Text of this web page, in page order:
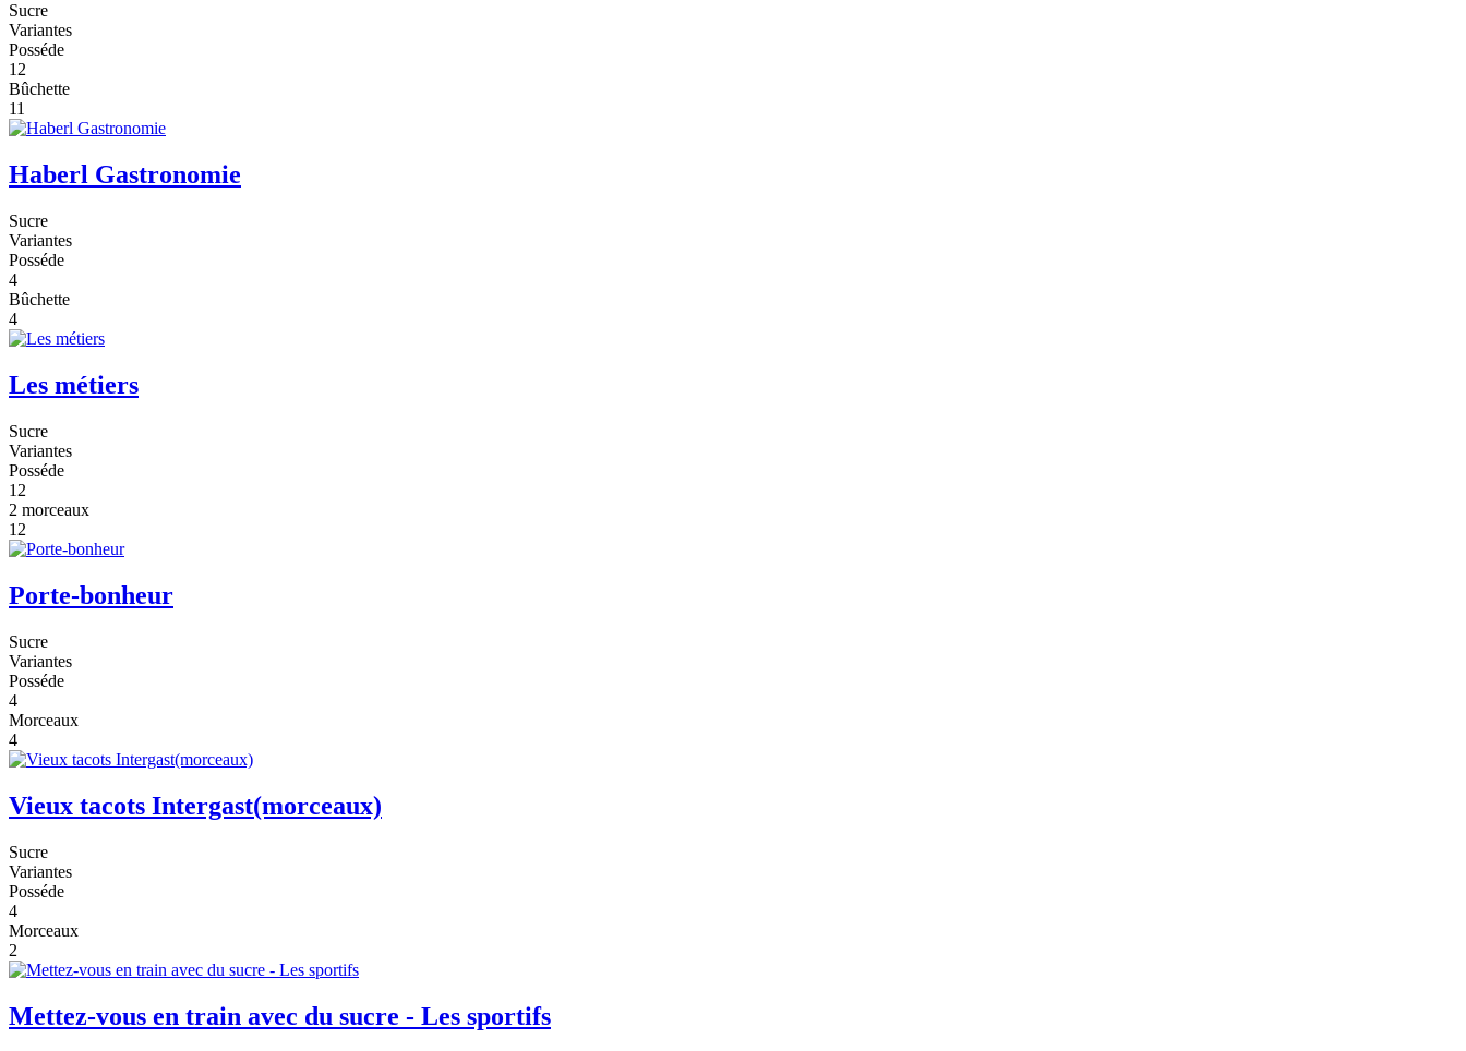
Sucre
Variantes
Posséde
12
Bûchette
11
Haberl Gastronomie
Sucre
Variantes
Posséde
4
Bûchette
4
Les métiers
Sucre
Variantes
Posséde
12
2 morceaux
12
Porte-bonheur
Sucre
Variantes
Posséde
4
Morceaux
4
Vieux tacots Intergast(morceaux)
Sucre
Variantes
Posséde
4
Morceaux
2
Mettez-vous en train avec du sucre - Les sportifs